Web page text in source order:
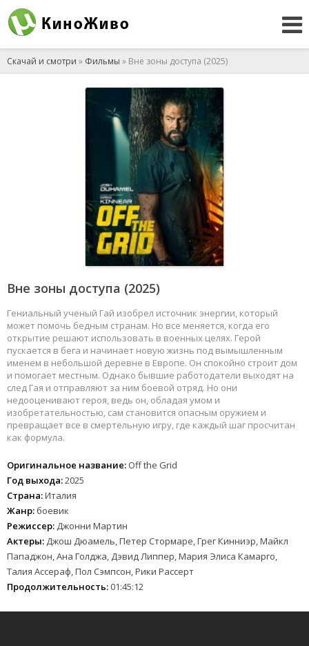
Скачай и смотри » Фильмы » Вне зоны доступа (2025)
Вне зоны доступа (2025)
Гениальный ученый Гай изобрел источник энергии, который
может помочь бедным странам. Но все меняется, когда его
открытие решают использовать в военных целях. Герой
пускается в бега и начинает новую жизнь под вымышленным
именем в небольшой деревне в Европе. Он спокойно строит дом
и помогает местным. Однако бывшие работодатели выходят на
след Гая и отправляют за ним боевой отряд. Но они
недооценивают героя, ведь он, обладая умом и
изобретательностью, сам становится опасным оружием и
превращает все в смертельную игру, где каждый шаг просчитан
как формула.
Оригинальное название: Off the Grid
Год выхода:2025
Страна:Италия
Жанр: боевик
Режиссер: Джонни Мартин
Актеры: Джош Дюамель, Петер Стормаре, Грег Кинниэр, Майкл
Пападжон, Ана Голджа, Дэвид Липпер, Мария Элиса Камарго,
Талия Ассераф, Пол Сэмпсон, Рики Рассерт
Продолжительность:01:45:12